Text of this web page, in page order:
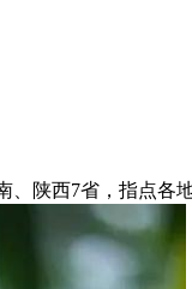
西7省，指点各